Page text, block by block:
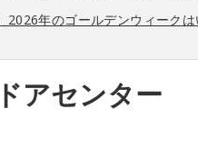
2026年のゴールデンウィーク
アセンター